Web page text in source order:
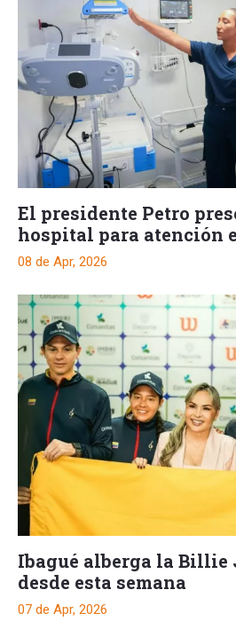
El presidente Petro
hospital para atención
08 de Apr, 2026
Ibagué alberga la Billie
desde esta semana
07 de Apr, 2026